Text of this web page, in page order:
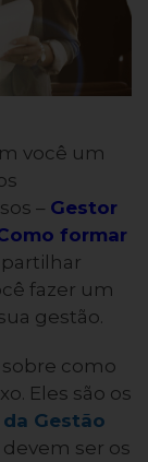
você um
– Gestor
formar
fazer um
gestão.
como
Eles são os
da Gestão
devem ser os